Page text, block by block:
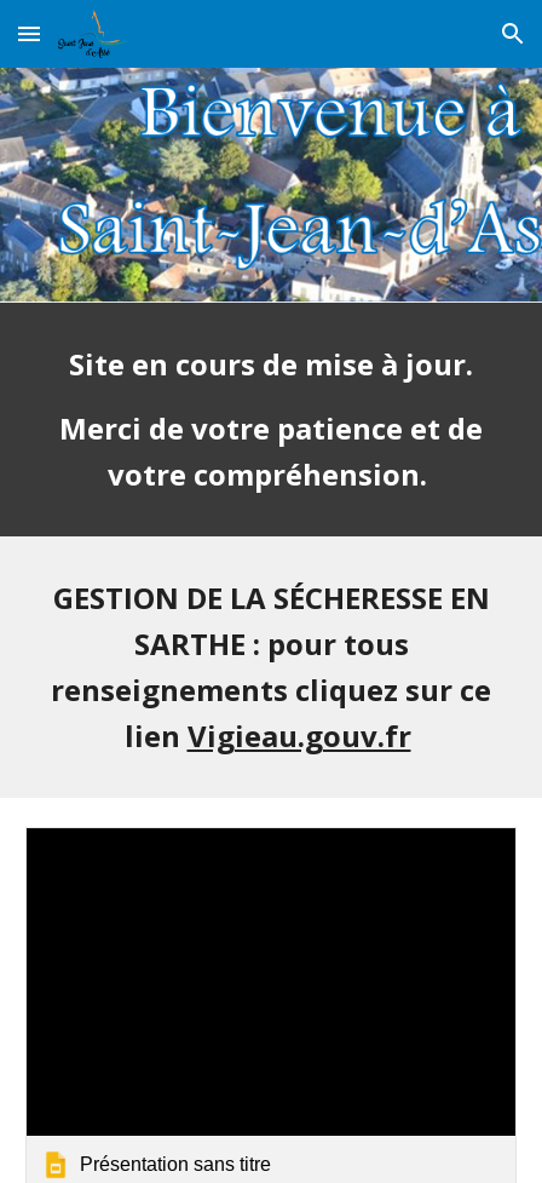
Skip to main content Skip to navigation
Site en cours de mise à jour.
Merci de votre patience et de
votre compréhension.
GESTION DE LA SÉCHERESSE EN
SARTHE : pour tous
renseignements cliquez sur ce
lien Vigieau.gouv.fr
Présentation sans titre